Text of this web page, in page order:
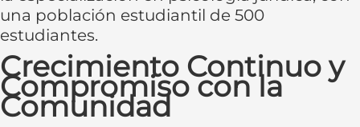
una población estudiantil de 500
estudiantes.
Crecimiento Continuo y
Compromiso con la
Comunidad